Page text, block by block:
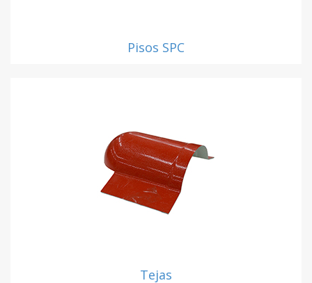
Pisos SPC
Tejas